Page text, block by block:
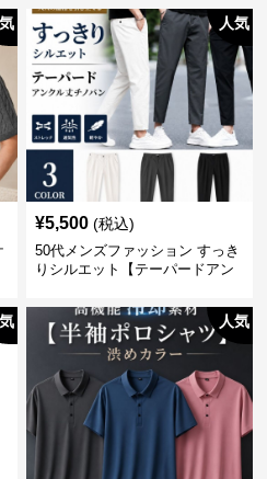
人気
¥5,500 (税込)
50代メンズファッション すっき
りシルエット【テーパードアン
人気